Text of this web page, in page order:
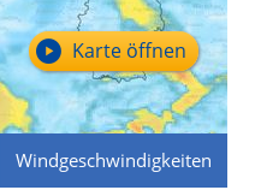
Windgeschwindigkeiten
Karte öffnen